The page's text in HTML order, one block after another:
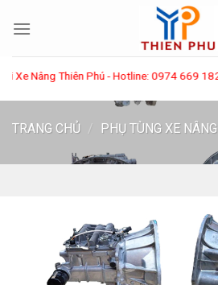
Nâng Thiên Phú - Hotline: 0974 669 182
TRANG CHỦ / PHỤ TÙNG XE NÂNG